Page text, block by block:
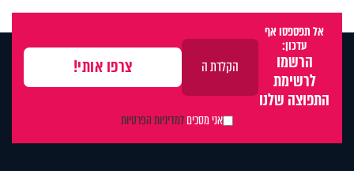
אל תפספסו אף
עדכון:
הרשמו
לרשימת
התפוצה שלנו
אני מסכיםלמדיניות הפרטיות